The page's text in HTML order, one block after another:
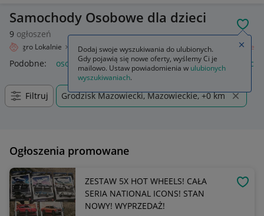
Samochody Osobowe dla dzieci
9 ogłoszeń
Allegro Lokalnie Dziecko Zabawki Samochody i pojazdy Osobowe
Podobne: osobowe samochody osobowe używane
Filtruj Grodzisk Mazowiecki, Mazowieckie, +0 km
Ogłoszenia promowane
ZESTAW 5X HOT WHEELS! CAŁA
SERIA NATIONAL ICONS! STAN
NOWY! WYPRZEDAŻ!
Dodaj swoje wyszukiwania do ulubionych.
Gdy pojawią się nowe oferty, wyślemy Ci je
mailowo. Ustaw powiadomienia w ulubionych
wyszukiwaniach.